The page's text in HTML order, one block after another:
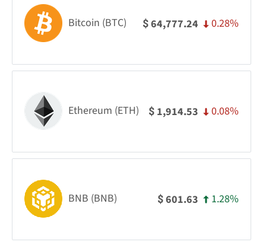
Bitcoin (BTC) $64,777.24 0.28%
Ethereum (ETH) $ 1,914.53 0.08%
BNB (BNB) $601.63 1.28%